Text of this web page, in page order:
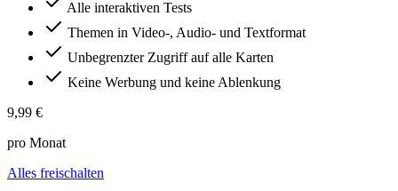
Alle interaktiven Tests
Themen in Video-, Audio- und Textformat
Unbegrenzter Zugriff auf alle Karten
Keine Werbung und keine Ablenkung
9,99 €
pro Monat
Alles freischalten